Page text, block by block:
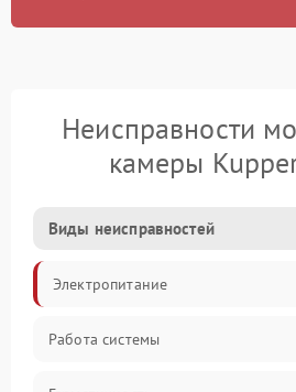
Неисправности
камеры
Виды неисправностей
Электропитание
Работа системы